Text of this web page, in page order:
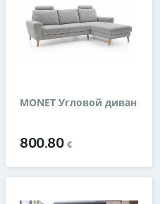
MONET Угловой диван
800.80€